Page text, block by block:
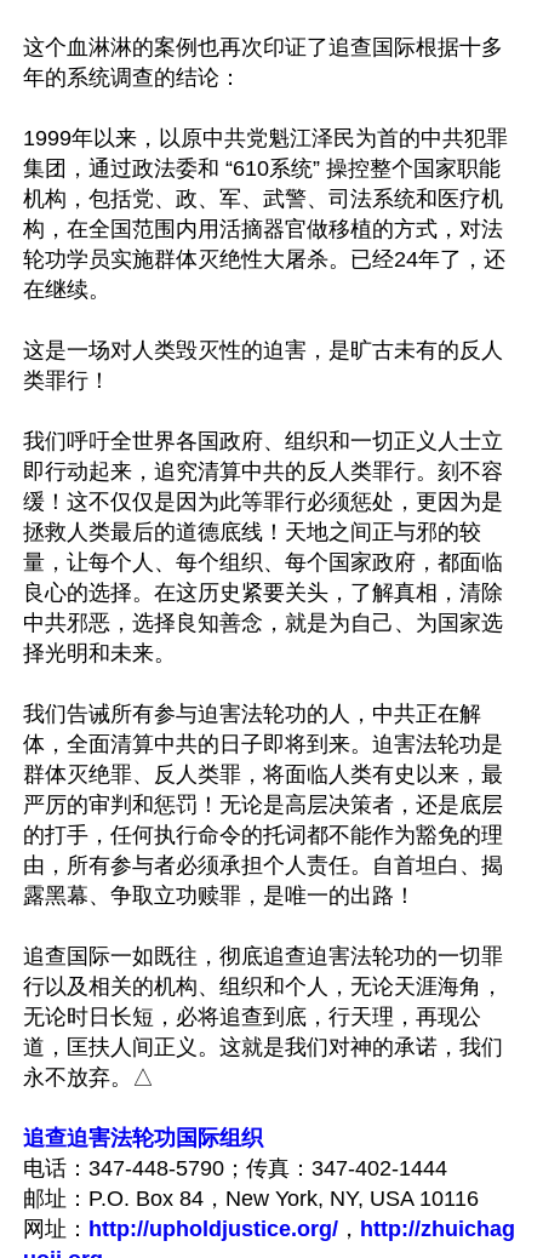
这个血淋淋的案例也再次印证了追查国际根据十多
年的系统调查的结论：
1999年以来，以原中共党魁江泽民为首的中共犯罪
集团，通过政法委和 “610系统” 操控整个国家职能
机构，包括党、政、军、武警、司法系统和医疗机
构，在全国范围内用活摘器官做移植的方式，对法
轮功学员实施群体灭绝性大屠杀。已经24年了，还
在继续。
这是一场对人类毁灭性的迫害，是旷古未有的反人
类罪行！
我们呼吁全世界各国政府、组织和一切正义人士立
即行动起来，追究清算中共的反人类罪行。刻不容
缓！这不仅仅是因为此等罪行必须惩处，更因为是
拯救人类最后的道德底线！天地之间正与邪的较
量，让每个人、每个组织、每个国家政府，都面临
良心的选择。在这历史紧要关头，了解真相，清除
中共邪恶，选择良知善念，就是为自己、为国家选
择光明和未来。
我们告诫所有参与迫害法轮功的人，中共正在解
体，全面清算中共的日子即将到来。迫害法轮功是
群体灭绝罪、反人类罪，将面临人类有史以来，最
严厉的审判和惩罚！无论是高层决策者，还是底层
的打手，任何执行命令的托词都不能作为豁免的理
由，所有参与者必须承担个人责任。自首坦白、揭
露黑幕、争取立功赎罪，是唯一的出路！
追查国际一如既往，彻底追查迫害法轮功的一切罪
行以及相关的机构、组织和个人，无论天涯海角，
无论时日长短，必将追查到底，行天理，再现公
道，匡扶人间正义。这就是我们对神的承诺，我们
永不放弃。△
追查迫害法轮功国际组织
电话：347-448-5790；传真：347-402-1444
邮址：P.O. Box 84，New York, NY, USA 10116
网址： http://upholdjustice.org/ ， http://zhuichag